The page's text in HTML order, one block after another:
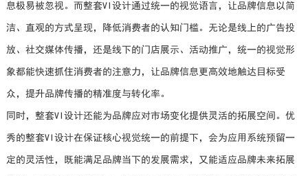
息极易被忽视。而整套VI设计通过统一的视觉语言，让品牌信息以简
洁、直观的方式呈现，降低消费者的认知门槛。无论是线上的广告投
放、社交媒体传播，还是线下的门店展示、活动推广，统一的视觉形
象都能快速抓住消费者的注意力，让品牌信息更高效地触达目标受
众，提升品牌传播的精准度与转化率。
同时，整套VI设计还能为品牌应对市场变化提供灵活的拓展空间。优
秀的整套VI设计在保证核心视觉统一的前提下，会为应用系统预留一
定的灵活性，既能满足品牌当下的发展需求，又能适应品牌未来拓展